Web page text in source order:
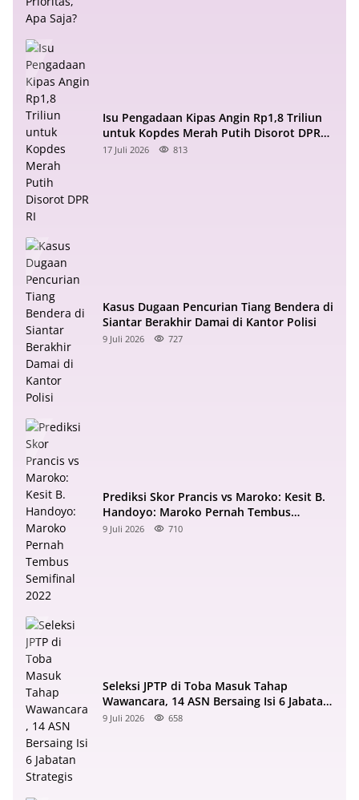
Isu Pengadaan Kipas Angin Rp1,8 Triliun
untuk Kopdes Merah Putih Disorot DPR
RI
17 Juli 2026 813
Kasus Dugaan Pencurian Tiang Bendera di
Siantar Berakhir Damai di Kantor Polisi
9 Juli 2026 727
Prediksi Skor Prancis vs Maroko: Kesit B.
Handoyo: Maroko Pernah Tembus
Semifinal 2022
9 Juli 2026 710
Seleksi JPTP di Toba Masuk Tahap
Wawancara, 14 ASN Bersaing Isi 6 Jabatan
Strategis
9 Juli 2026 658